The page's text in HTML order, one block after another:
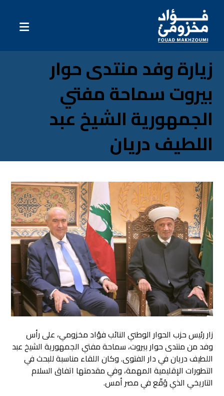
زيارة وفد منتدى حوار
بيروت سماحة مفتي
الجمهورية الشيخ عبد
اللطيف دريان
زار رئيس حزب الحوار الوطني النائب فؤاد مخزومي، على رأس
وفد من منتدى حوار بيروت، سماحة مفتي الجمهورية الشيخ عبد
اللطيف دريان في دار الفتوى. وكان اللقاء مناسبة للبحث في
التطورات الإقليمية المهمة، وفي مقدمتها اتفاق السلام
التاريخي الذي وُقّع في مصر أمس.